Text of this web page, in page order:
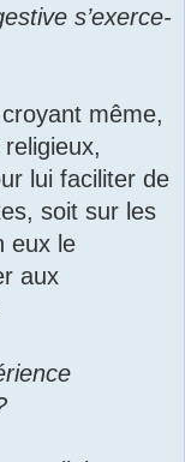
s’exerce-
même,
lui faciliter de
soit sur les
eux le
aux